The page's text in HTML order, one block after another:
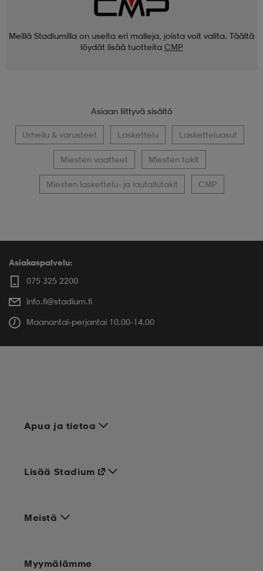
Meillä Stadiumilla on useita eri malleja, joista voit valita. Täältä
löydät lisää tuotteita CMP
Asiaan liittyvä sisältö
Urheilu & varusteet Laskettelu Lasketteluasut
Miesten vaatteet Miesten takit
Miesten laskettelu- ja lautailutakit CMP
Asiakaspalvelu:
075 325 2200
info.fi@stadium.fi
Maanantai-perjantai 10.00-14.00
Apua ja tietoa
Meistä
Lisää Stadium
Myymälämme